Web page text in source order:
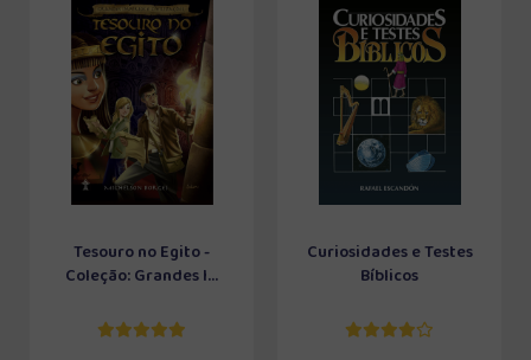
Tesouro no Egito -
Coleção: Grandes I...
Curiosidades e Testes
Bíblicos